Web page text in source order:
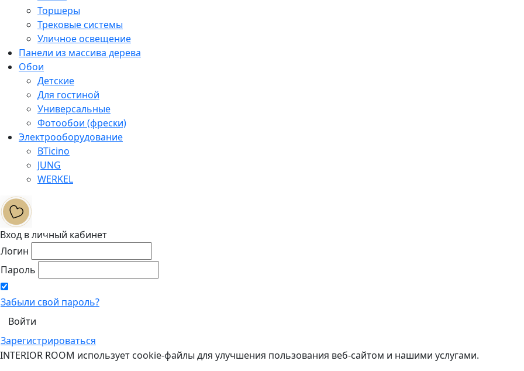
Торшеры
Трековые системы
Уличное освещение
Панели из массива дерева
Обои
Детские
Для гостиной
Универсальные
Фотообои (фрески)
Электрооборудование
BTicino
JUNG
WERKEL
Вход в личный кабинет
Логин
Пароль
Забыли свой пароль?
Зарегистрироваться
INTERIOR ROOM использует cookie-файлы для улучшения пользования веб-сайтом и нашими услугами.